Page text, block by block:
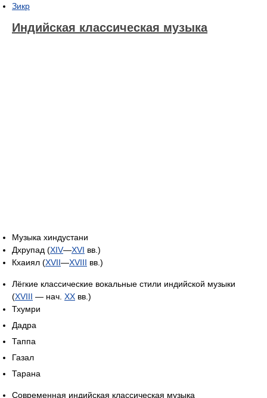
Зикр
Индийская классическая музыка
Музыка хиндустани
Дхрупад (XIV—XVI вв.)
Кхаиял (XVII—XVIII вв.)
Лёгкие классические вокальные стили индийской музыки
(XVIII — нач. XX вв.)
Тхумри
Дадра
Таппа
Газал
Тарана
Современная индийская классическая музыка